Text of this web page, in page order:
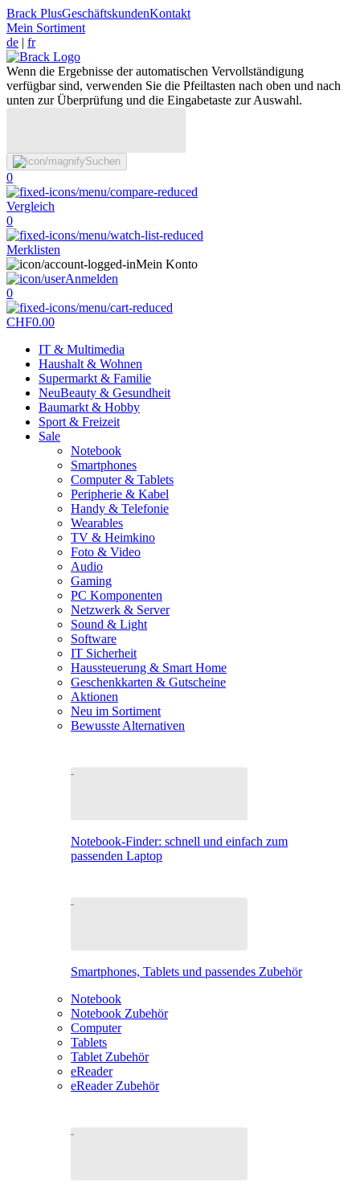
Brack PlusGeschäftskundenKontakt
Mein Sortiment
de | fr
Wenn die Ergebnisse der automatischen Vervollständigung
verfügbar sind, verwenden Sie die Pfeiltasten nach oben und nach
unten zur Überprüfung und die Eingabetaste zur Auswahl.
Suchen
0
Vergleich
0
Merklisten
Mein Konto
Anmelden
0
CHF0.00
IT & Multimedia
Haushalt & Wohnen
Supermarkt & Familie
NeuBeauty & Gesundheit
Baumarkt & Hobby
Sport & Freizeit
Sale
Notebook
Smartphones
Computer & Tablets
Peripherie & Kabel
Handy & Telefonie
Wearables
TV & Heimkino
Foto & Video
Audio
Gaming
PC Komponenten
Netzwerk & Server
Sound & Light
Software
IT Sicherheit
Haussteuerung & Smart Home
Geschenkkarten & Gutscheine
Aktionen
Neu im Sortiment
Bewusste Alternativen
Notebook-Finder: schnell und einfach zum
passenden Laptop
Smartphones, Tablets und passendes Zubehör
Notebook
Notebook Zubehör
Computer
Tablets
Tablet Zubehör
eReader
eReader Zubehör